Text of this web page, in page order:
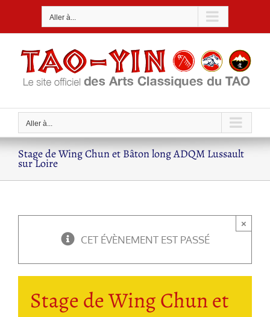
Aller à...
Aller à...
Stage de Wing Chun et Bâton long ADQM Lussault
sur Loire
CET ÉVÈNEMENT EST PASSÉ
×
Stage de Wing Chun et